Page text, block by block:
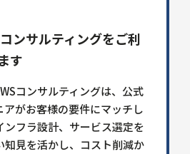
ンサルティングをご利
す
コンサルティングは、公式
がお客様の要件にマッチし
ンフラ設計、サービス選定を
知見を活かし、コスト削減か